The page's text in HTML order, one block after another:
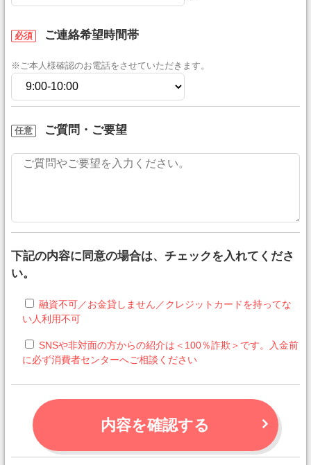
必須 ご連絡希望時間帯
※ご本人様確認のお電話をさせていただきます。
任意 ご質問・ご要望
下記の内容に同意の場合は、チェックを入れてくださ
い。
融資不可／お金貸しません／クレジットカードを持ってな
い人利用不可
SNSや非対面の方からの紹介は＜100％詐欺＞です。入金前
に必ず消費者センターへご相談ください
内容を確認する